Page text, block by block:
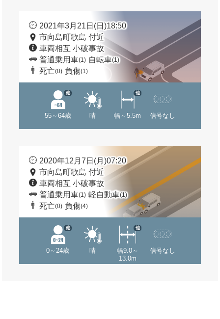
2021年3月21日(日)18:50
市向島町歌島 付近
車両相互 小破事故
普通乗用車(1) 自転車(1)
死亡(0) 負傷(1)
55～64歳
他
晴 幅～5.5m
他
信号なし
2020年12月7日(月)07:20
市向島町歌島 付近
車両相互 小破事故
普通乗用車(1) 軽自動車(1)
死亡(0) 負傷(4)
0～24歳
他
晴
幅9.0～
13.0m
他
信号なし